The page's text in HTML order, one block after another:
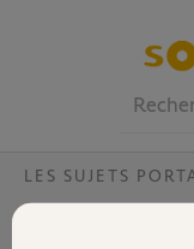
Volet
LES SUJETS
Compatibilité